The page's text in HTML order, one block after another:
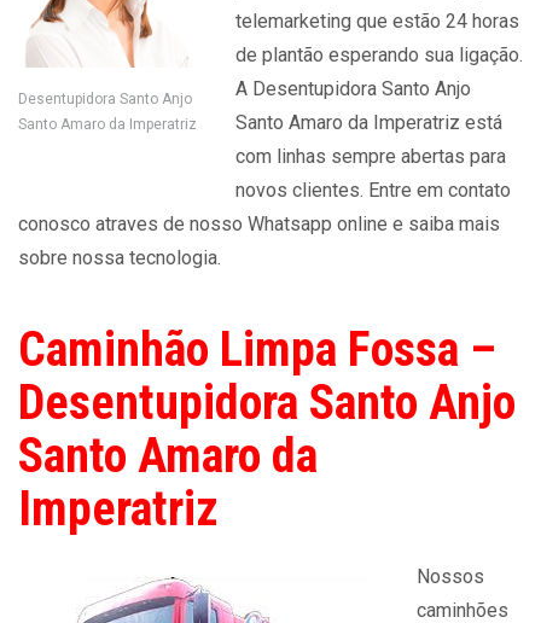
Desentupidora Santo Anjo
Santo Amaro da Imperatriz
telemarketing que estão 24 horas
de plantão esperando sua ligação.
A Desentupidora Santo Anjo
Santo Amaro da Imperatriz está
com linhas sempre abertas para
novos clientes. Entre em contato
conosco atraves de nosso Whatsapp online e saiba mais
sobre nossa tecnologia.
Caminhão Limpa Fossa –
Desentupidora Santo Anjo
Santo Amaro da
Imperatriz
Nossos
caminhões